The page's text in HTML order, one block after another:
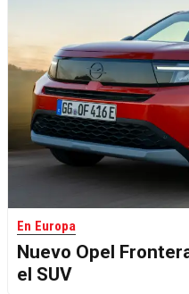
En Europa
Nuevo Opel
el SUV